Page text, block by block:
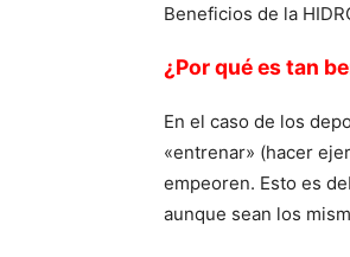
Beneficios de la
¿Por qué es tan
En el caso de los
«entrenar» (hacer
empeoren. Esto es
aunque sean los